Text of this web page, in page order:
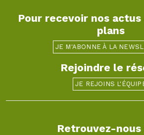
Pour recevoir nos
plans
JE M'ABONNE À LA
Rejoindre le
JE REJOINS
Retrouvez-nous